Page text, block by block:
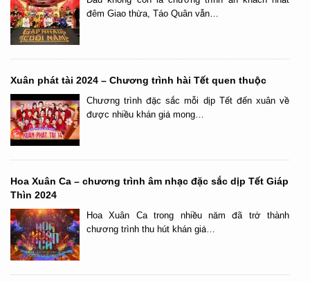
đêm Giao thừa, Táo Quân vẫn…
Xuân phát tài 2024 – Chương trình hài Tết quen thuộc
Chương trình đặc sắc mỗi dịp Tết đến xuân về
được nhiều khán giả mong…
Hoa Xuân Ca – chương trình âm nhạc đặc sắc dịp Tết Giáp
Thìn 2024
Hoa Xuân Ca trong nhiều năm đã trở thành
chương trình thu hút khán giả…